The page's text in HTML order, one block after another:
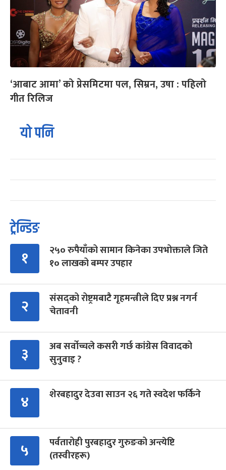
‘आबाट आमा’ को प्रेसमिटमा पल, सिम्रन, उषा : पहिलो
गीत रिलिज
यो पनि
ट्रेन्डिङ
१
२५० रुपैयाँको सामान किनेका उपभोक्ताले जिते
१० लाखको बम्पर उपहार
२
संसद्को रोष्ट्रमबाटै गृहमन्त्रीले दिए प्रश्न नगर्न
चेतावनी
३
अब सर्वोच्चले कसरी गर्छ कांग्रेस विवादको
सुनुवाइ ?
४ शेरबहादुर देउवा साउन २६ गते स्वदेश फर्किने
५
पर्वतारोही पुरबहादुर गुरुङको अन्त्येष्टि
(तस्वीरहरू)